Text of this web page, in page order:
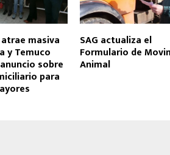
masiva
y Temuco
sobre
para
SAG actualiza el
Formulario de
Animal